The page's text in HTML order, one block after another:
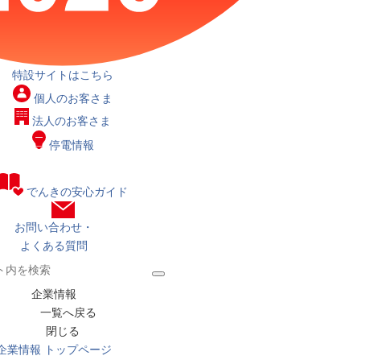
特設サイトはこちら
個人のお客さま
法人のお客さま
停電情報
でんきの安心ガイド
お問い合わせ・
よくある質問
企業情報
一覧へ戻る
閉じる
業情報 トップページ